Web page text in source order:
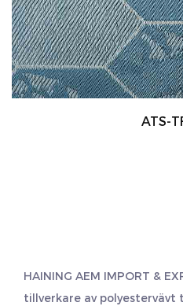
ATS-
HAINING AEM IMPORT &
tillverkare av polyestervävt